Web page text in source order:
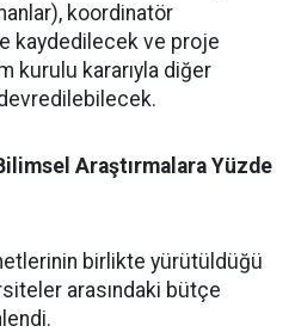
koordinatör
kaydedilecek ve proje
kurulu kararıyla diğer
Araştırmalara Yüzde
birlikte yürütüldüğü
arasındaki bütçe